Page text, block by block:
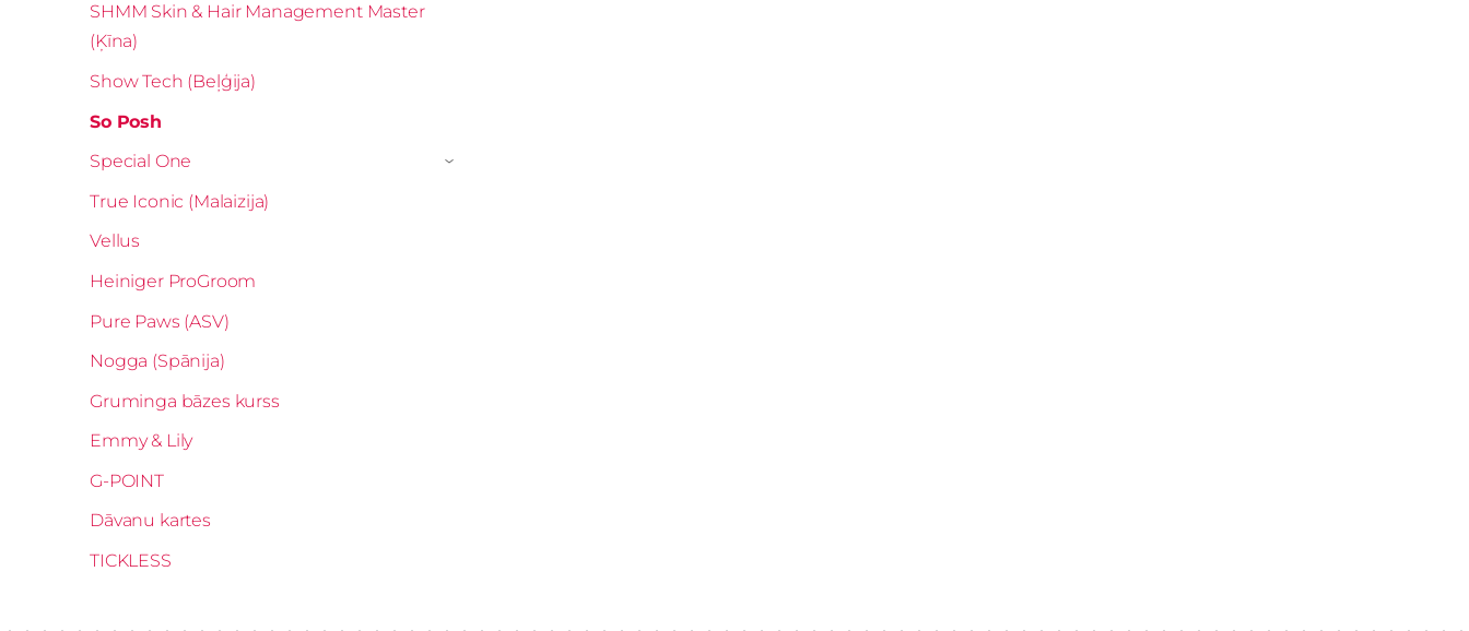
SHMM Skin & Hair Management Master
(Ķīna)
Show Tech (Beļģija)
So Posh
Special One
›
True Iconic (Malaizija)
Vellus
Heiniger ProGroom
Pure Paws (ASV)
Nogga (Spānija)
Gruminga bāzes kurss
Emmy & Lily
G-POINT
Dāvanu kartes
TICKLESS